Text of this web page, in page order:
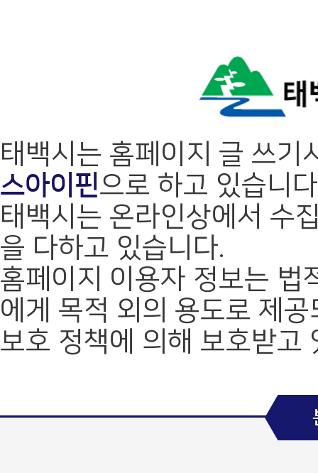
태백시는 홈페이지 글 쓰기
스아이핀으로 하고 있습니
태백시는 온라인상에서 수
을 다하고 있습니다.
홈페이지 이용자 정보는 법
에게 목적 외의 용도로 제
보호 정책에 의해 보호받고